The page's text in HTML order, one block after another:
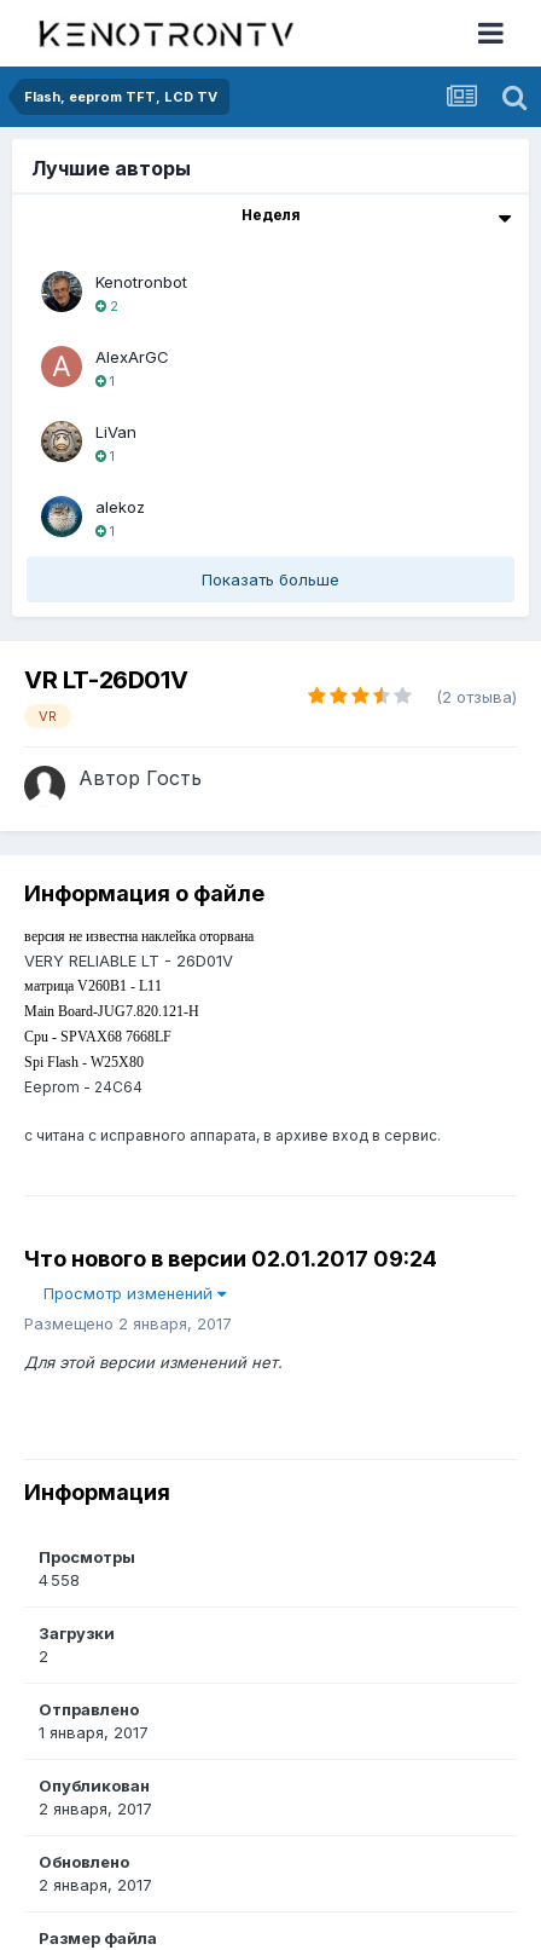
Flash, eeprom TFT, LCD TV
Лучшие авторы
Неделя
Kenotronbot
2
AlexArGC
1
LiVan
1
alekoz
1
Показать больше
VR LT-26D01V
VR
(2 отзыва)
Автор Гость
Информация о файле
версия не известна наклейка оторвана
VERY RELIABLE LT - 26D01V
матрица V260B1 - L11
Main Board-JUG7.820.121-H
Cpu - SPVAX68 7668LF
Spi Flash - W25X80
Eeprom - 24C64
с читана с исправного аппарата, в архиве вход в сервис.
Что нового в версии 02.01.2017 09:24
Просмотр изменений
Размещено 2 января, 2017
Для этой версии изменений нет.
Информация
Просмотры
4 558
Загрузки
2
Отправлено
1 января, 2017
Опубликован
2 января, 2017
Обновлено
2 января, 2017
Размер файла